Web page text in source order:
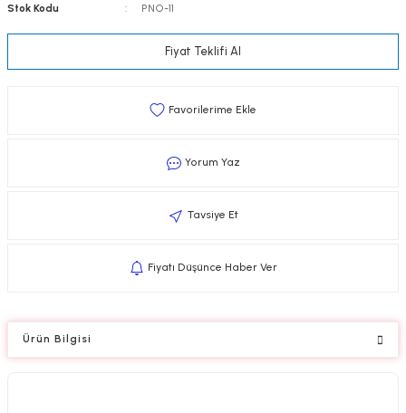
Stok Kodu
PNO-11
Fiyat Teklifi Al
Yorum Yaz
Tavsiye Et
Fiyatı Düşünce Haber Ver
Ürün Bilgisi